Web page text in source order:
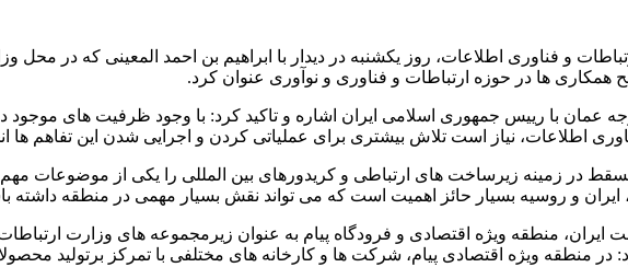
و فناوری اطلاعات، روز یکشنبه در دیدار با ابراهیم بن احمد المعینی که در محل
همکاری ها در حوزه ارتباطات و فناوری و نوآوری عنوان کرد.
عمان با رییس جمهوری اسلامی ایران اشاره و تاکید کرد: با وجود ظرفیت های
اطلاعات، نیاز است تلاش بیشتری برای عملیاتی کردن و اجرایی شدن این تفاهم ها
در زمینه زیرساخت های ارتباطی و کریدورهای بین المللی را یکی از موضوعات
ایران و روسیه بسیار حائز اهمیت است که می تواند نقش بسیار مهمی در منطقه داشته
منطقه ویژه اقتصادی و فرودگاه پیام به عنوان زیرمجموعه های وزارت
منطقه ویژه اقتصادی پیام، شرکت ها و کارخانه های مختلفی با تمرکز برتولید